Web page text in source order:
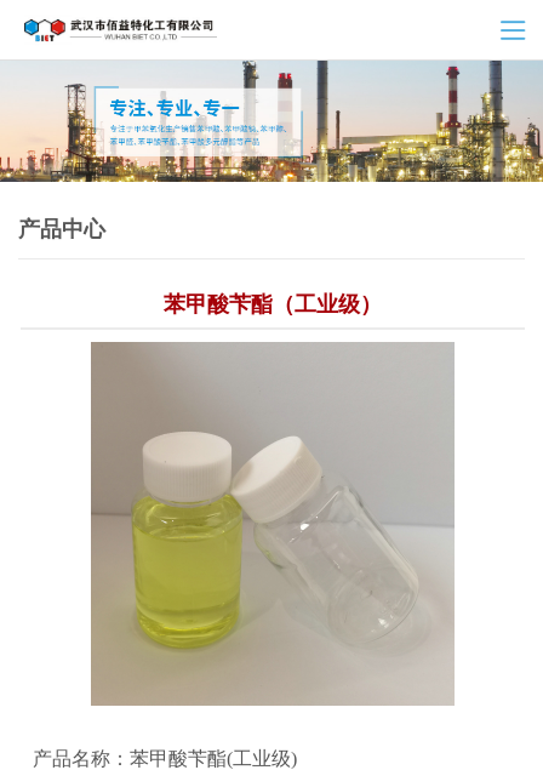
产品中心
苯甲酸苄酯（工业级）
产品名称：苯甲酸苄酯(工业级)